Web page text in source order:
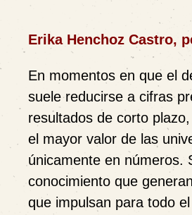
Erika Henchoz Castro,
En momentos en que el
suele reducirse a cifras
resultados de corto
el mayor valor de las
únicamente en números.
conocimiento que
que impulsan para todo